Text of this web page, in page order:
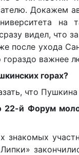
Докажем
видел, что
после ухода
важнее
горах?
что
22-й Форум
знакомых